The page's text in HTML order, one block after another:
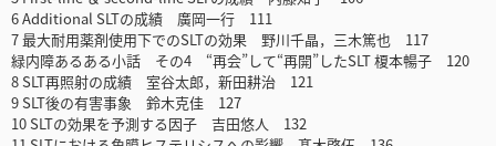
6 Additional SLTの成績 廣岡一行 111
7 最大耐用薬剤使用下でのSLTの効果 野川千晶，三木篤也 117
緑内障あるある小話 その4 “再会”して“再開”したSLT 榎本暢子 120
8 SLT再照射の成績 室谷太郎，新田耕治 121
9 SLT後の有害事象 鈴木克佳 127
10 SLTの効果を予測する因子 吉田悠人 132